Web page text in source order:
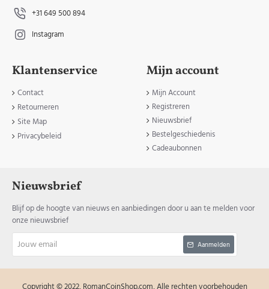
+31 649 500 894
Instagram
Klantenservice
Contact
Retourneren
Site Map
Privacybeleid
Mijn account
Mijn Account
Registreren
Nieuwsbrief
Bestelgeschiedenis
Cadeaubonnen
Nieuwsbrief
Blijf op de hoogte van nieuws en aanbiedingen door u aan te melden voor
onze nieuwsbrief
email
Aanmelden